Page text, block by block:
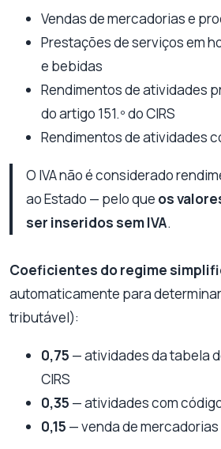
Vendas de mercadorias e
Prestações de serviços em
e bebidas
Rendimentos de atividades
do artigo 151.º do CIRS
Rendimentos de atividades
O IVA não é considerado
ao Estado — pelo que os
ser inseridos sem IVA.
Coeficientes do regime
automaticamente para
tributável):
0,75 — atividades da tabela
CIRS
0,35 — atividades com
0,15 — venda de